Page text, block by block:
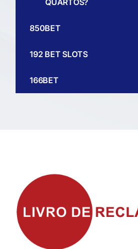
QUARTOS?
850BET
192 BET SLOTS
166BET